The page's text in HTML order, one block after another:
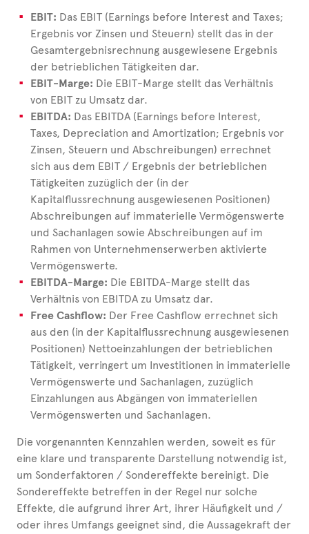
EBIT: Das EBIT (Earnings before Interest and Taxes;
Ergebnis vor Zinsen und Steuern) stellt das in der
Gesamtergebnisrechnung ausgewiesene Ergebnis
der betrieblichen Tätigkeiten dar.
EBIT-Marge: Die EBIT-Marge stellt das Verhältnis
von EBIT zu Umsatz dar.
EBITDA: Das EBITDA (Earnings before Interest,
Taxes, Depreciation and Amortization; Ergebnis vor
Zinsen, Steuern und Abschreibungen) errechnet
sich aus dem EBIT / Ergebnis der betrieblichen
Tätigkeiten zuzüglich der (in der
Kapitalflussrechnung ausgewiesenen Positionen)
Abschreibungen auf immaterielle Vermögenswerte
und Sachanlagen sowie Abschreibungen auf im
Rahmen von Unternehmenserwerben aktivierte
Vermögenswerte.
EBITDA-Marge: Die EBITDA-Marge stellt das
Verhältnis von EBITDA zu Umsatz dar.
Free Cashflow: Der Free Cashflow errechnet sich
aus den (in der Kapitalflussrechnung ausgewiesenen
Positionen) Nettoeinzahlungen der betrieblichen
Tätigkeit, verringert um Investitionen in immaterielle
Vermögenswerte und Sachanlagen, zuzüglich
Einzahlungen aus Abgängen von immateriellen
Vermögenswerten und Sachanlagen.
Die vorgenannten Kennzahlen werden, soweit es für
eine klare und transparente Darstellung notwendig ist,
um Sonderfaktoren / Sondereffekte bereinigt. Die
Sondereffekte betreffen in der Regel nur solche
Effekte, die aufgrund ihrer Art, ihrer Häufigkeit und /
oder ihres Umfangs geeignet sind, die Aussagekraft der